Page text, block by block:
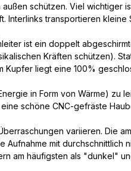
schützen. Viel wichtiger
transportieren
ist ein doppelt
Kräften schützen).
liegt eine 100%
in Form von Wärme) zu
schöne CNC-gefräste
variieren. Die
mit durchschnittlich
am häufigsten als "dunkel"